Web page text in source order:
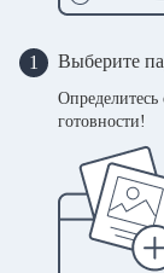
1 Выберите
готовности!